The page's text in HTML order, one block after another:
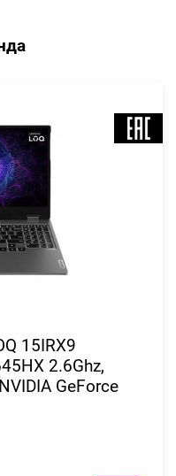
15IRX9
2.6Ghz,
GeForce